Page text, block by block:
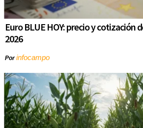
Euro BLUE HOY: precio y cotización
2026
Porinfocampo